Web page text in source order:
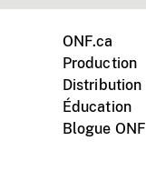
ONF.ca
Production
Distribution
Éducation
Blogue ONF